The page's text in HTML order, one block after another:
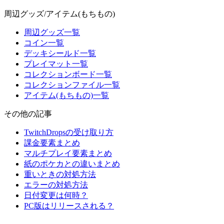
周辺グッズ/アイテム(もちもの)
周辺グッズ一覧
コイン一覧
デッキシールド一覧
プレイマット一覧
コレクションボード一覧
コレクションファイル一覧
アイテム(もちもの)一覧
その他の記事
TwitchDropsの受け取り方
課金要素まとめ
マルチプレイ要素まとめ
紙のポケカとの違いまとめ
重いときの対処方法
エラーの対処方法
日付変更は何時？
PC版はリリースされる？